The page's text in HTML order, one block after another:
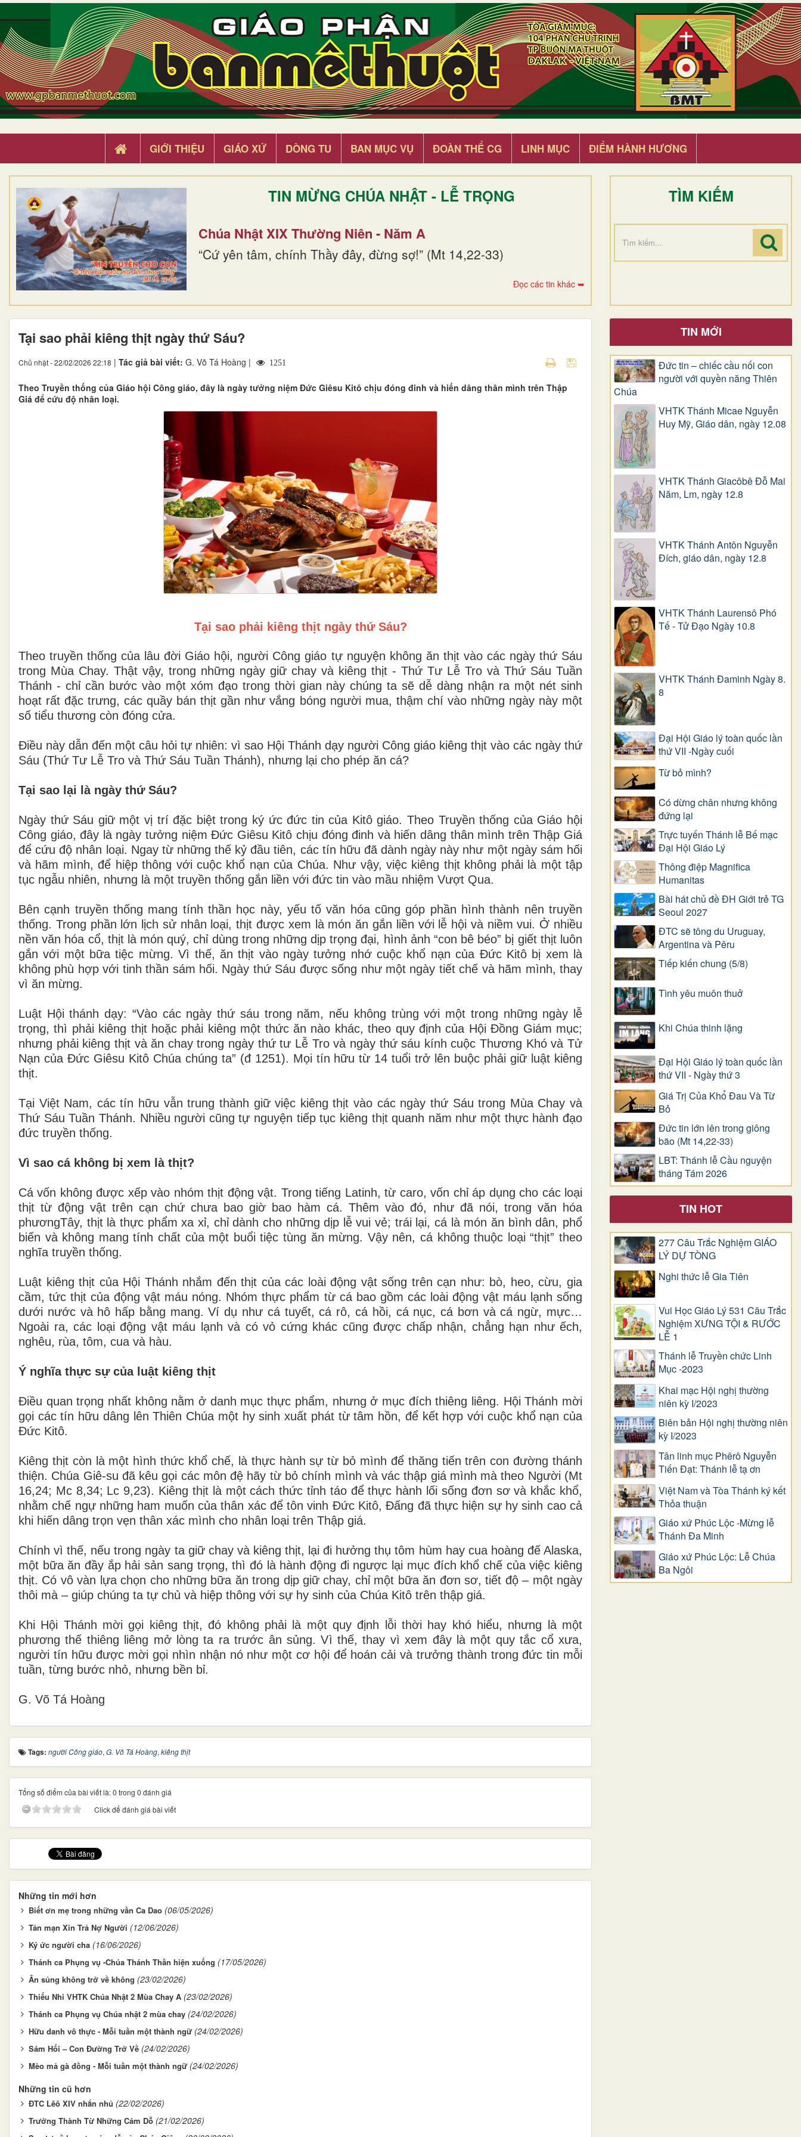
GIỚI THIỆU GIÁO XỨ DÒNG TU BAN MỤC VỤ ĐOÀN THỂ CG LINH MỤC ĐIỂM HÀNH HƯƠNG
TIN MỪNG CHÚA NHẬT - LỄ TRỌNG
Chúa Nhật XIX Thường Niên - Năm A
“Cứ yên tâm, chính Thầy đây, đừng sợ!” (Mt 14,22-33)
Đọc các tin khác ➥
TÌM KIẾM
Tại sao phải kiêng thịt ngày thứ Sáu?
Chủ nhật - 22/02/2026 22:18 | Tác giả bài viết: G. Võ Tá Hoàng | 1251
Theo Truyền thống của Giáo hội Công giáo, đây là ngày tưởng niệm Đức Giêsu Kitô chịu đóng đinh và hiến dâng thân mình trên Thập
Giá để cứu độ nhân loại.
Tại sao phải kiêng thịt ngày thứ Sáu?
Theo truyền thống của lâu đời Giáo hội, người Công giáo tự nguyện không ăn thịt vào các ngày thứ Sáu
trong Mùa Chay. Thật vậy, trong những ngày giữ chay và kiêng thịt - Thứ Tư Lễ Tro và Thứ Sáu Tuần
Thánh - chỉ cần bước vào một xóm đạo trong thời gian này chúng ta sẽ dễ dàng nhận ra một nét sinh
hoạt rất đặc trưng, các quầy bán thịt gần như vắng bóng người mua, thậm chí vào những ngày này một
số tiểu thương còn đóng cửa.
Điều này dẫn đến một câu hỏi tự nhiên: vì sao Hội Thánh dạy người Công giáo kiêng thịt vào các ngày thứ
Sáu (Thứ Tư Lễ Tro và Thứ Sáu Tuần Thánh), nhưng lại cho phép ăn cá?
Tại sao lại là ngày thứ Sáu?
Ngày thứ Sáu giữ một vị trí đặc biệt trong ký ức đức tin của Kitô giáo. Theo Truyền thống của Giáo hội
Công giáo, đây là ngày tưởng niệm Đức Giêsu Kitô chịu đóng đinh và hiến dâng thân mình trên Thập Giá
để cứu độ nhân loại. Ngay từ những thế kỷ đầu tiên, các tín hữu đã dành ngày này như một ngày sám hối
và hãm mình, để hiệp thông với cuộc khổ nạn của Chúa. Như vậy, việc kiêng thịt không phải là một tập
tục ngẫu nhiên, nhưng là một truyền thống gắn liền với đức tin vào mầu nhiệm Vượt Qua.
Bên cạnh truyền thống mang tính thần học này, yếu tố văn hóa cũng góp phần hình thành nên truyền
thống. Trong phần lớn lịch sử nhân loại, thịt được xem là món ăn gắn liền với lễ hội và niềm vui. Ở nhiều
nền văn hóa cổ, thịt là món quý, chỉ dùng trong những dịp trọng đại, hình ảnh “con bê béo” bị giết thịt luôn
gắn với một bữa tiệc mừng. Vì thế, ăn thịt vào ngày tưởng nhớ cuộc khổ nạn của Đức Kitô bị xem là
không phù hợp với tinh thần sám hối. Ngày thứ Sáu được sống như một ngày tiết chế và hãm mình, thay
vì ăn mừng.
Luật Hội thánh dạy: “Vào các ngày thứ sáu trong năm, nếu không trùng với một trong những ngày lễ
trọng, thì phải kiêng thịt hoặc phải kiêng một thức ăn nào khác, theo quy định của Hội Đồng Giám mục;
nhưng phải kiêng thịt và ăn chay trong ngày thứ tư Lễ Tro và ngày thứ sáu kính cuộc Thương Khó và Tử
Nạn của Đức Giêsu Kitô Chúa chúng ta” (đ 1251). Mọi tín hữu từ 14 tuổi trở lên buộc phải giữ luật kiêng
thịt.
Tại Việt Nam, các tín hữu vẫn trung thành giữ việc kiêng thịt vào các ngày thứ Sáu trong Mùa Chay và
Thứ Sáu Tuần Thánh. Nhiều người cũng tự nguyện tiếp tục kiêng thịt quanh năm như một thực hành đạo
đức truyền thống.
Vì sao cá không bị xem là thịt?
Cá vốn không được xếp vào nhóm thịt động vật. Trong tiếng Latinh, từ caro, vốn chỉ áp dụng cho các loại
thịt từ động vật trên cạn chứ chưa bao giờ bao hàm cá. Thêm vào đó, như đã nói, trong văn hóa
phươngTây, thịt là thực phẩm xa xỉ, chỉ dành cho những dịp lễ vui vẻ; trái lại, cá là món ăn bình dân, phổ
biến và không mang tính chất của một buổi tiệc tùng ăn mừng. Vậy nên, cá không thuộc loại “thịt” theo
nghĩa truyền thống.
Luật kiêng thịt của Hội Thánh nhắm đến thịt của các loài động vật sống trên cạn như: bò, heo, cừu, gia
cầm, tức thịt của động vật máu nóng. Nhóm thực phẩm từ cá bao gồm các loài động vật máu lạnh sống
dưới nước và hô hấp bằng mang. Ví dụ như cá tuyết, cá rô, cá hồi, cá nục, cá bơn và cá ngừ, mực…
Ngoài ra, các loại động vật máu lạnh và có vỏ cứng khác cũng được chấp nhận, chẳng hạn như ếch,
nghêu, rùa, tôm, cua và hàu.
Ý nghĩa thực sự của luật kiêng thịt
Điều quan trọng nhất không nằm ở danh mục thực phẩm, nhưng ở mục đích thiêng liêng. Hội Thánh mời
gọi các tín hữu dâng lên Thiên Chúa một hy sinh xuất phát từ tâm hồn, để kết hợp với cuộc khổ nạn của
Đức Kitô.
Kiêng thịt còn là một hình thức khổ chế, là thực hành sự từ bỏ mình để thăng tiến trên con đường thánh
thiện. Chúa Giê-su đã kêu gọi các môn đệ hãy từ bỏ chính mình và vác thập giá mình mà theo Người (Mt
16,24; Mc 8,34; Lc 9,23). Kiêng thịt là một cách thức tỉnh táo để thực hành lối sống đơn sơ và khắc khổ,
nhằm chế ngự những ham muốn của thân xác để tôn vinh Đức Kitô, Đấng đã thực hiện sự hy sinh cao cả
khi hiến dâng trọn vẹn thân xác mình cho nhân loại trên Thập giá.
Chính vì thế, nếu trong ngày ta giữ chay và kiêng thịt, lại đi hưởng thụ tôm hùm hay cua hoàng đế Alaska,
một bữa ăn đầy ắp hải sản sang trọng, thì đó là hành động đi ngược lại mục đích khổ chế của việc kiêng
thịt. Có vô vàn lựa chọn cho những bữa ăn trong dịp giữ chay, chỉ một bữa ăn đơn sơ, tiết độ – một ngày
thôi mà – giúp chúng ta tự chủ và hiệp thông với sự hy sinh của Chúa Kitô trên thập giá.
Khi Hội Thánh mời gọi kiêng thịt, đó không phải là một quy định lỗi thời hay khó hiểu, nhưng là một
phương thế thiêng liêng mở lòng ta ra trước ân sủng. Vì thế, thay vì xem đây là một quy tắc cổ xưa,
người tín hữu được mời gọi nhìn nhận nó như một cơ hội để hoán cải và trưởng thành trong đức tin mỗi
tuần, từng bước nhỏ, nhưng bền bỉ.
G. Võ Tá Hoàng
Tags: người Công giáo, G. Võ Tá Hoàng, kiêng thịt
Tổng số điểm của bài viết là: 0 trong 0 đánh giá
Click để đánh giá bài viết
Những tin mới hơn
Biết ơn mẹ trong những vần Ca Dao (06/05/2026)
Tản mạn Xin Trả Nợ Người (12/06/2026)
Ký ức người cha (16/06/2026)
Thánh ca Phụng vụ -Chúa Thánh Thần hiện xuống (17/05/2026)
Ân sủng không trở về không (23/02/2026)
Thiếu Nhi VHTK Chúa Nhật 2 Mùa Chay A (23/02/2026)
Thánh ca Phụng vụ Chúa nhật 2 mùa chay (24/02/2026)
Hữu danh vô thực - Mỗi tuần một thành ngữ (24/02/2026)
Sám Hối – Con Đường Trở Về (24/02/2026)
Mèo mả gà đồng - Mỗi tuần một thành ngữ (24/02/2026)
Những tin cũ hơn
ĐTC Lêô XIV nhắn nhủ (22/02/2026)
Trưởng Thành Từ Những Cám Dỗ (21/02/2026)
TIN MỚI
Đức tin – chiếc cầu nối con
người với quyền năng Thiên
Chúa
VHTK Thánh Micae Nguyễn
Huy Mỹ, Giáo dân, ngày 12.08
VHTK Thánh Giacôbê Ðỗ Mai
Năm, Lm, ngày 12.8
VHTK Thánh Antôn Nguyễn
Ðích, giáo dân, ngày 12.8
VHTK Thánh Laurensô Phó
Tế - Tử Đạo Ngày 10.8
VHTK Thánh Đaminh Ngày 8.
8
Đại Hội Giáo lý toàn quốc lần
thứ VII -Ngày cuối
Từ bỏ mình?
Có dừng chân nhưng không
đứng lại
Trực tuyến Thánh lễ Bế mạc
Đại Hội Giáo Lý
Thông điệp Magnifica
Humanitas
Bài hát chủ đề ĐH Giới trẻ TG
Seoul 2027
ĐTC sẽ tông du Uruguay,
Argentina và Pêru
Tiếp kiến chung (5/8)
Tình yêu muôn thuở
Khi Chúa thinh lặng
Đại Hội Giáo lý toàn quốc lần
thứ VII - Ngày thứ 3
Giá Trị Của Khổ Ðau Và Từ
Bỏ
Đức tin lớn lên trong giông
bão (Mt 14,22-33)
LBT: Thánh lễ Cầu nguyện
tháng Tám 2026
TIN HOT
277 Câu Trắc Nghiệm GIÁO
LÝ DỰ TÒNG
Nghi thức lễ Gia Tiên
Vui Học Giáo Lý 531 Câu Trắc
Nghiệm XƯNG TỘI & RƯỚC
LỄ 1
Thánh lễ Truyền chức Linh
Mục -2023
Khai mạc Hội nghị thường
niên kỳ I/2023
Biên bản Hội nghị thường niên
kỳ I/2023
Tân linh mục Phêrô Nguyễn
Tiến Đạt: Thánh lễ tạ ơn
Việt Nam và Tòa Thánh ký kết
Thỏa thuận
Giáo xứ Phúc Lộc -Mừng lễ
Thánh Đa Minh
Giáo xứ Phúc Lộc: Lễ Chúa
Ba Ngôi